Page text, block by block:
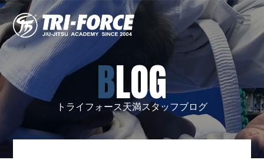
BLOG
トライフォース天満スタッフブログ